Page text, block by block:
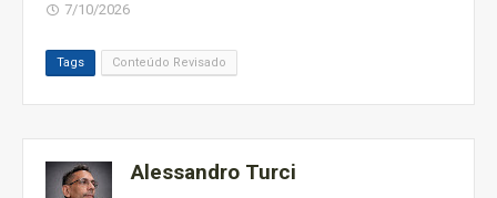
7/10/2026
Tags Conteúdo Revisado
Alessandro Turci